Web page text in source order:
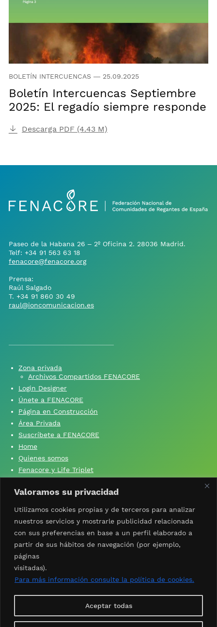
Valoramos su privacidad
Utilizamos cookies propias y de terceros para analizar
nuestros servicios y mostrarle publicidad relacionada
con sus preferencias en base a un perfil elaborado a
partir de sus hábitos de navegación (por ejemplo,
páginas
visitadas).
Para más información consulte la política de cookies.
Aceptar todas
BOLETÍN INTERCUENCAS — 25.09.2025
Boletín Intercuencas Septiembre
2025: El regadío siempre responde
Descarga PDF (4.43 M)
Paseo de la Habana 26 – 2º Oficina 2. 28036 Madrid.
Telf: +34 91 563 63 18
fenacore@fenacore.org
Prensa:
Raúl Salgado
T. +34 91 860 30 49
raul@ioncomunicacion.es
Zona privada
Archivos Compartidos FENACORE
Login Designer
Únete a FENACORE
Página en Construcción
Área Privada
Suscríbete a FENACORE
Home
Quienes somos
Fenacore y Life Triplet
Contacta con nosotros
Síguenos X facebookLinkedinInstagramWhatsappyoutube